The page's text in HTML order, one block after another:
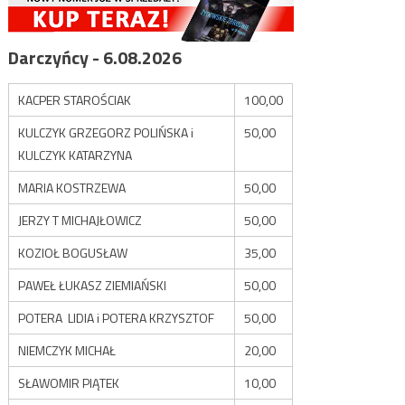
Darczyńcy - 6.08.2026
KACPER STAROŚCIAK
100,00
KULCZYK GRZEGORZ POLIŃSKA i
KULCZYK KATARZYNA
50,00
MARIA KOSTRZEWA
50,00
JERZY T MICHAJŁOWICZ
50,00
KOZIOŁ BOGUSŁAW
35,00
PAWEŁ ŁUKASZ ZIEMIAŃSKI
50,00
POTERA LIDIA i POTERA KRZYSZTOF
50,00
NIEMCZYK MICHAŁ
20,00
SŁAWOMIR PIĄTEK
10,00